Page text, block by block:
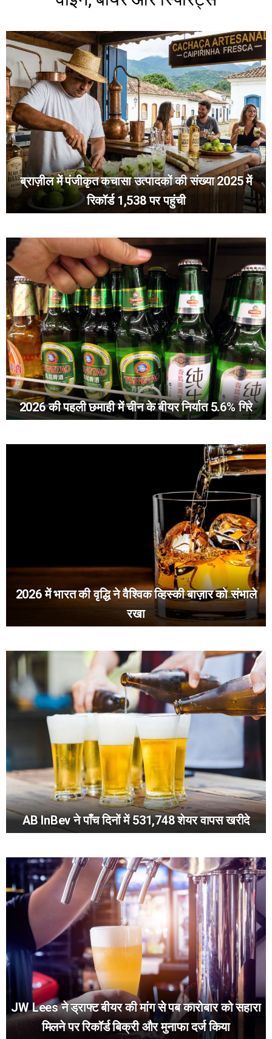
ब्राज़ील में पंजीकृत कचासा उत्पादकों की संख्या 2025 में
रिकॉर्ड 1,538 पर पहुंची
2026 की पहली छमाही में चीन के बीयर निर्यात 5.6% गिरे
2026 में भारत की वृद्धि ने वैश्विक व्हिस्की बाज़ार को संभाले
रखा
AB InBev ने पाँच दिनों में 531,748 शेयर वापस खरीदे
JW Lees ने ड्राफ्ट बीयर की मांग से पब कारोबार को सहारा
मिलने पर रिकॉर्ड बिक्री और मुनाफा दर्ज किया